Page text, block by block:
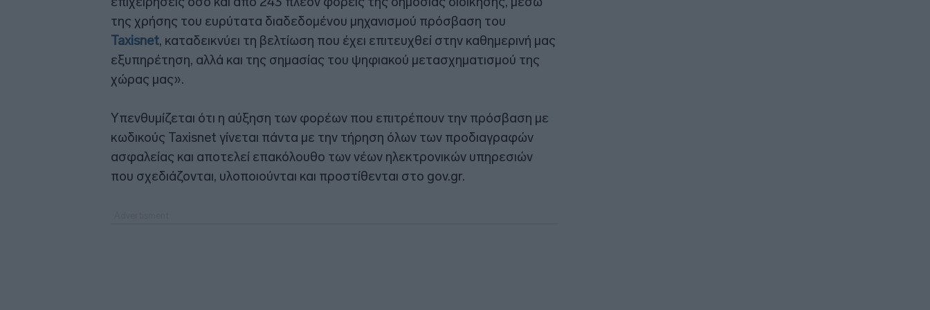
της χρήσης του ευρύτατα διαδεδομένου μηχανισμού πρόσβαση του
Taxisnet, καταδεικνύει τη βελτίωση που έχει επιτευχθεί στην καθημερινή μας
εξυπηρέτηση, αλλά και της σημασίας του ψηφιακού μετασχηματισμού της
χώρας μας».
Υπενθυμίζεται ότι η αύξηση των φορέων που επιτρέπουν την πρόσβαση με
κωδικούς Taxisnet γίνεται πάντα με την τήρηση όλων των προδιαγραφών
ασφαλείας και αποτελεί επακόλουθο των νέων ηλεκτρονικών υπηρεσιών
που σχεδιάζονται, υλοποιούνται και προστίθενται στο gov.gr.